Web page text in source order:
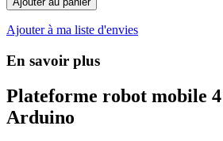
Ajouter à ma liste d'envies
En savoir plus
Plateforme robot mobile
Arduino